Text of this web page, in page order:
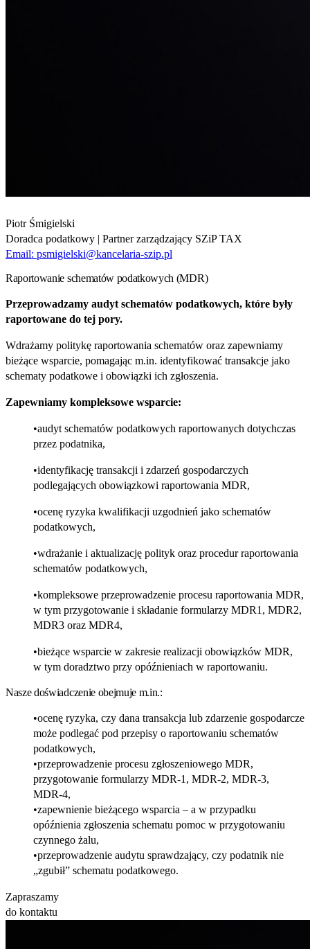
Piotr Śmigielski
Doradca podatkowy | Partner zarządzający SZiP TAX
Email: psmigielski@kancelaria-szip.pl
Raportowanie schematów podatkowych (MDR)
Przeprowadzamy audyt schematów podatkowych, które były
raportowane do tej pory.
Wdrażamy politykę raportowania schematów oraz zapewniamy
bieżące wsparcie, pomagając m.in. identyfikować transakcje jako
schematy podatkowe i obowiązki ich zgłoszenia.
Zapewniamy kompleksowe wsparcie:
audyt schematów podatkowych raportowanych dotychczas
przez podatnika,
identyfikację transakcji i zdarzeń gospodarczych
podlegających obowiązkowi raportowania MDR,
ocenę ryzyka kwalifikacji uzgodnień jako schematów
podatkowych,
wdrażanie i aktualizację polityk oraz procedur raportowania
schematów podatkowych,
kompleksowe przeprowadzenie procesu raportowania MDR,
w tym przygotowanie i składanie formularzy MDR1, MDR2,
MDR3 oraz MDR4,
bieżące wsparcie w zakresie realizacji obowiązków MDR,
w tym doradztwo przy opóźnieniach w raportowaniu.
Nasze doświadczenie obejmuje m.in.:
ocenę ryzyka, czy dana transakcja lub zdarzenie gospodarcze
może podlegać pod przepisy o raportowaniu schematów
podatkowych,
przeprowadzenie procesu zgłoszeniowego MDR,
przygotowanie formularzy MDR‑1, MDR‑2, MDR‑3,
MDR‑4,
zapewnienie bieżącego wsparcia – a w przypadku
opóźnienia zgłoszenia schematu pomoc w przygotowaniu
czynnego żalu,
przeprowadzenie audytu sprawdzający, czy podatnik nie
„zgubił” schematu podatkowego.
Zapraszamy
do kontaktu